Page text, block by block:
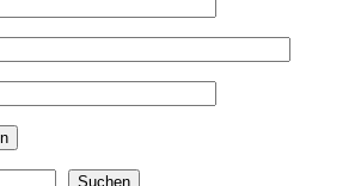
Suchen